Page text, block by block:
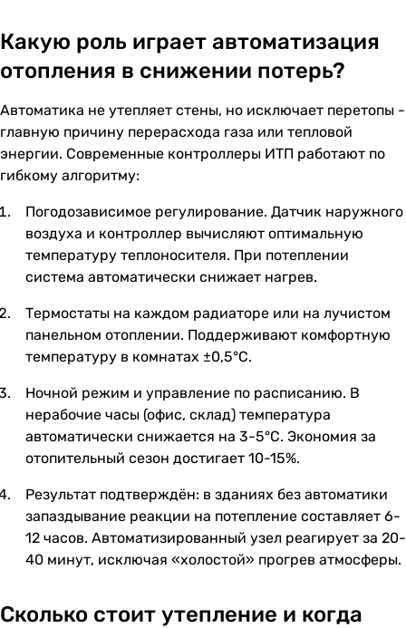
Какую роль играет автоматизация
отопления в снижении потерь?
Автоматика не утепляет стены, но исключает перетопы -
главную причину перерасхода газа или тепловой
энергии. Современные контроллеры ИТП работают по
гибкому алгоритму:
Погодозависимое регулирование. Датчик наружного
воздуха и контроллер вычисляют оптимальную
температуру теплоносителя. При потеплении
система автоматически снижает нагрев.
Термостаты на каждом радиаторе или на лучистом
панельном отоплении. Поддерживают комфортную
температуру в комнатах ±0,5°C.
Ночной режим и управление по расписанию. В
нерабочие часы (офис, склад) температура
автоматически снижается на 3-5°C. Экономия за
отопительный сезон достигает 10-15%.
Результат подтверждён: в зданиях без автоматики
запаздывание реакции на потепление составляет 6-
12 часов. Автоматизированный узел реагирует за 20-
40 минут, исключая «холостой» прогрев атмосферы.
Сколько стоит утепление и когда